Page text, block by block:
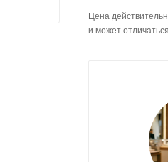
Цена
и может